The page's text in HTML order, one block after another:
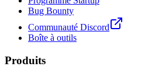
Bug Bounty
Communauté Discord
Boîte à outils
Produits